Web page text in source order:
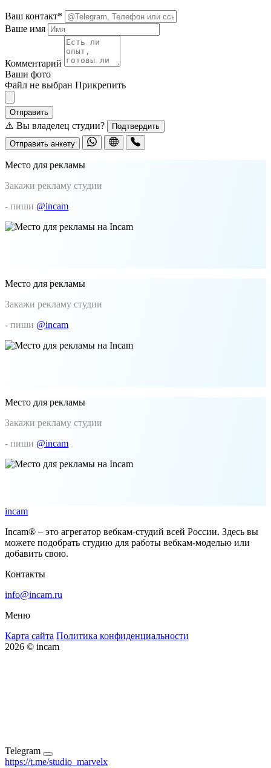
Ваш контакт*
Ваше имя
Комментарий
Ваши фото
Файл не выбран Прикрепить
Отправить
⚠️ Вы владелец студии?
Подтвердить
Отправить анкету
Место для рекламы
Закажи рекламу студии
- пиши @incam
Место для рекламы
Закажи рекламу студии
- пиши @incam
Место для рекламы
Закажи рекламу студии
- пиши @incam
incam
Incam® – это агрегатор вебкам-студий всей России. Здесь вы
можете подобрать студию для работы вебкам-моделью или
добавить свою.
Контакты
info@incam.ru
Меню
Карта сайта Политика конфиденциальности
2026 © incam
Telegram
https://t.me/studio_marvelx